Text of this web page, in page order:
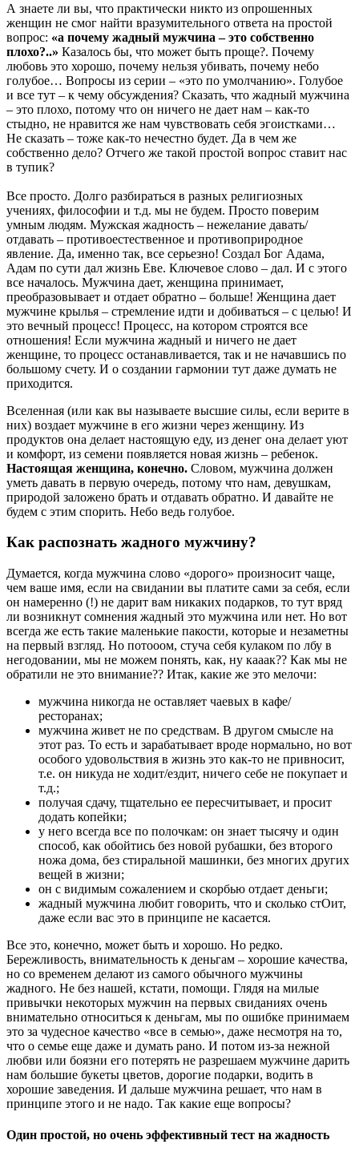
А знаете ли вы, что практически никто из опрошенных
женщин не смог найти вразумительного ответа на простой
вопрос: «а почему жадный мужчина – это собственно
плохо?..» Казалось бы, что может быть проще?. Почему
любовь это хорошо, почему нельзя убивать, почему небо
голубое… Вопросы из серии – «это по умолчанию». Голубое
и все тут – к чему обсуждения? Сказать, что жадный мужчина
– это плохо, потому что он ничего не дает нам – как-то
стыдно, не нравится же нам чувствовать себя эгоистками…
Не сказать – тоже как-то нечестно будет. Да в чем же
собственно дело? Отчего же такой простой вопрос ставит нас
в тупик?
Все просто. Долго разбираться в разных религиозных
учениях, философии и т.д. мы не будем. Просто поверим
умным людям. Мужская жадность – нежелание давать/
отдавать – противоестественное и противоприродное
явление. Да, именно так, все серьезно! Создал Бог Адама,
Адам по сути дал жизнь Еве. Ключевое слово – дал. И с этого
все началось. Мужчина дает, женщина принимает,
преобразовывает и отдает обратно – больше! Женщина дает
мужчине крылья – стремление идти и добиваться – с целью! И
это вечный процесс! Процесс, на котором строятся все
отношения! Если мужчина жадный и ничего не дает
женщине, то процесс останавливается, так и не начавшись по
большому счету. И о создании гармонии тут даже думать не
приходится.
Вселенная (или как вы называете высшие силы, если верите в
них) воздает мужчине в его жизни через женщину. Из
продуктов она делает настоящую еду, из денег она делает уют
и комфорт, из семени появляется новая жизнь – ребенок.
Настоящая женщина, конечно. Словом, мужчина должен
уметь давать в первую очередь, потому что нам, девушкам,
природой заложено брать и отдавать обратно. И давайте не
будем с этим спорить. Небо ведь голубое.
Как распознать жадного мужчину?
Думается, когда мужчина слово «дорого» произносит чаще,
чем ваше имя, если на свидании вы платите сами за себя, если
он намеренно (!) не дарит вам никаких подарков, то тут вряд
ли возникнут сомнения жадный это мужчина или нет. Но вот
всегда же есть такие маленькие пакости, которые и незаметны
на первый взгляд. Но потооом, стуча себя кулаком по лбу в
негодовании, мы не можем понять, как, ну кааак?? Как мы не
обратили не это внимание?? Итак, какие же это мелочи:
мужчина никогда не оставляет чаевых в кафе/
ресторанах;
мужчина живет не по средствам. В другом смысле на
этот раз. То есть и зарабатывает вроде нормально, но вот
особого удовольствия в жизнь это как-то не привносит,
т.е. он никуда не ходит/ездит, ничего себе не покупает и
т.д.;
получая сдачу, тщательно ее пересчитывает, и просит
додать копейки;
у него всегда все по полочкам: он знает тысячу и один
способ, как обойтись без новой рубашки, без второго
ножа дома, без стиральной машинки, без многих других
вещей в жизни;
он с видимым сожалением и скорбью отдает деньги;
жадный мужчина любит говорить, что и сколько стОит,
даже если вас это в принципе не касается.
Все это, конечно, может быть и хорошо. Но редко.
Бережливость, внимательность к деньгам – хорошие качества,
но со временем делают из самого обычного мужчины
жадного. Не без нашей, кстати, помощи. Глядя на милые
привычки некоторых мужчин на первых свиданиях очень
внимательно относиться к деньгам, мы по ошибке принимаем
это за чудесное качество «все в семью», даже несмотря на то,
что о семье еще даже и думать рано. И потом из-за нежной
любви или боязни его потерять не разрешаем мужчине дарить
нам большие букеты цветов, дорогие подарки, водить в
хорошие заведения. И дальше мужчина решает, что нам в
принципе этого и не надо. Так какие еще вопросы?
Один простой, но очень эффективный тест на жадность